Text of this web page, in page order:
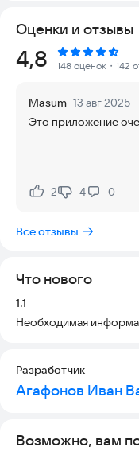
на популярные
а также сможете
в своем городе.
Оценки и отзывы
Рейтинг:
4,8 148 оценок ・142
Masum 13 авг 2025
Это приложение
Нравится:
2Не нравится:
4 0
Все отзывы
Что нового
Версия:
1.1
Необходимая
Разработчик
Агафонов Иван
Возможно, вам